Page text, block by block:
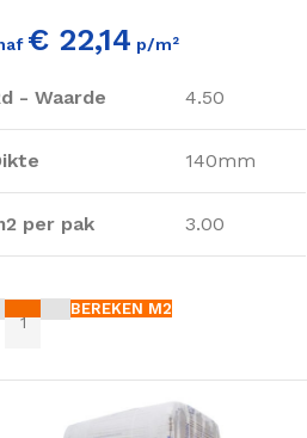
Dakisolatie
Wandisolatie
€ 22,14 p/m²
- Waarde 4.50
140mm
per pak 3.00
BEREKEN M2